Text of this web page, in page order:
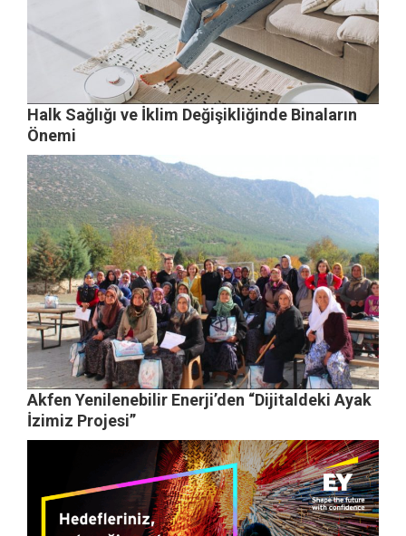
Halk Sağlığı ve İklim Değişikliğinde Binaların
Önemi
Akfen Yenilenebilir Enerji’den “Dijitaldeki Ayak
İzimiz Projesi”